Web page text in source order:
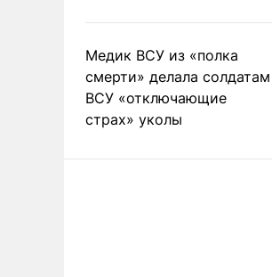
Медик ВСУ из «полка
смерти» делала солдатам
ВСУ «отключающие
страх» уколы